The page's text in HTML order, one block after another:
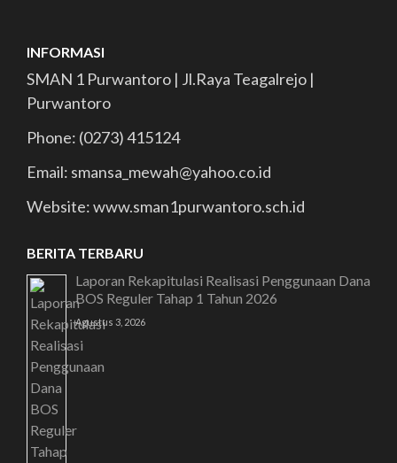
INFORMASI
SMAN 1 Purwantoro | Jl.Raya Teagalrejo |
Purwantoro
Phone: (0273) 415124
Email: smansa_mewah@yahoo.co.id
Website: www.sman1purwantoro.sch.id
BERITA TERBARU
Laporan Rekapitulasi Realisasi Penggunaan Dana
BOS Reguler Tahap 1 Tahun 2026
Agustus 3, 2026